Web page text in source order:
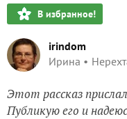
В избранное!
irindom
Ирина
Этот рассказ
Публикую его и